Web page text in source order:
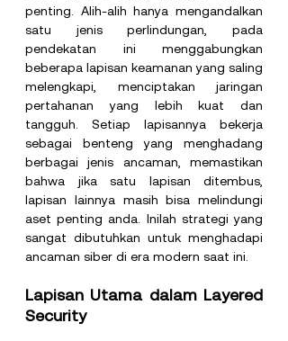
penting. Alih-alih hanya mengandalkan
satu jenis perlindungan, pada
pendekatan ini menggabungkan
beberapa lapisan keamanan yang saling
melengkapi, menciptakan jaringan
pertahanan yang lebih kuat dan
tangguh. Setiap lapisannya bekerja
sebagai benteng yang menghadang
berbagai jenis ancaman, memastikan
bahwa jika satu lapisan ditembus,
lapisan lainnya masih bisa melindungi
aset penting anda. Inilah strategi yang
sangat dibutuhkan untuk menghadapi
ancaman siber di era modern saat ini.
Lapisan Utama dalam Layered
Security